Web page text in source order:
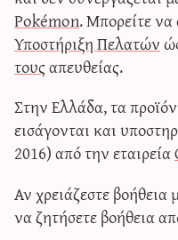
Pokémon. Μπορείτε
Υποστήριξη Πελατών
τουςαπευθείας.
Στην Ελλάδα, τα
εισάγονται και
2016) από την εταιρεία
Αν χρειάζεστε
να ζητήσετε βοήθεια